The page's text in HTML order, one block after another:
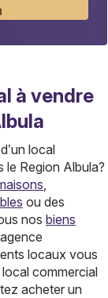
à vendre
local
le Region Albula?
,
ou des
nos biens
locaux vous
local commercial
acheter un